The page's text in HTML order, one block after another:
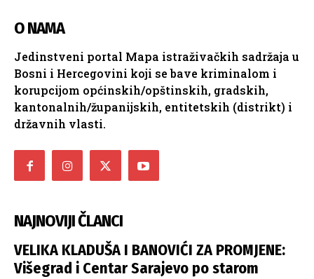
O NAMA
Jedinstveni portal Mapa istraživačkih sadržaja u
Bosni i Hercegovini koji se bave kriminalom i
korupcijom općinskih/opštinskih, gradskih,
kantonalnih/županijskih, entitetskih (distrikt) i
državnih vlasti.
NAJNOVIJI ČLANCI
VELIKA KLADUŠA I BANOVIĆI ZA PROMJENE:
Višegrad i Centar Sarajevo po starom